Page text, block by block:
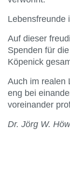
Lebensfreunde
Auf dieser
Spenden für
Köpenick
Auch im realen
eng bei
voreinander
Dr. Jörg W.